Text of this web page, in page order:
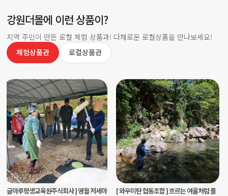
강원더몰에 이런 상품이?
지역 주민이 만든 로컬 체험 상품과! 다채로운 로컬상품을 만나보세요!
체험상품관
로컬상품관
[ 양양서핑학교 ]양양서핑학교 서핑입문강
[ 마을선생님협동조합 ]나만의 스티치로